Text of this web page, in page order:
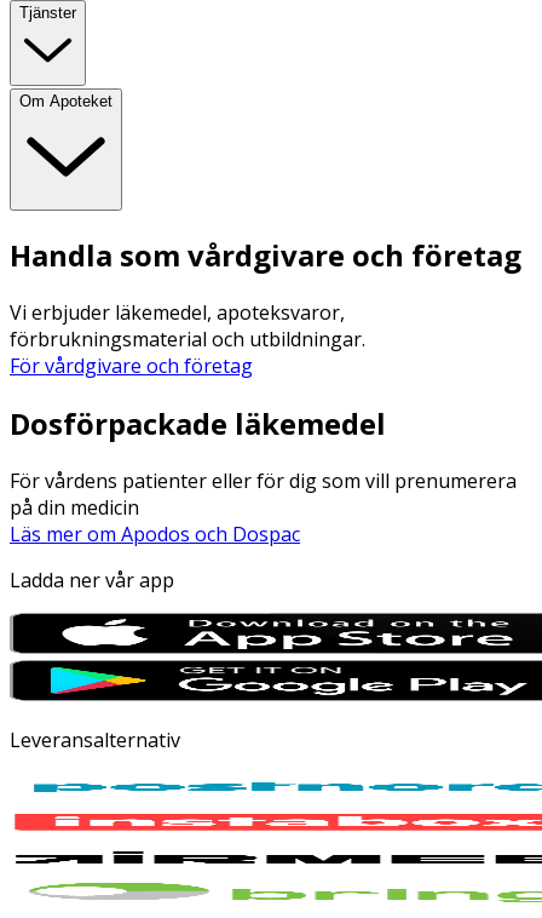
Tjänster
Om Apoteket
Handla som vårdgivare och företag
Vi erbjuder läkemedel, apoteksvaror,
förbrukningsmaterial och utbildningar.
För vårdgivare och företag
Dosförpackade läkemedel
För vårdens patienter eller för dig som vill prenumerera
på din medicin
Läs mer om Apodos och Dospac
Ladda ner vår app
Leveransalternativ